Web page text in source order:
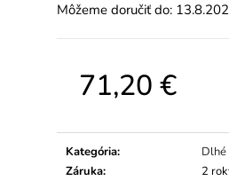
Môžeme doručiť do:
71,20 €
Kategória:
Záruka: 2